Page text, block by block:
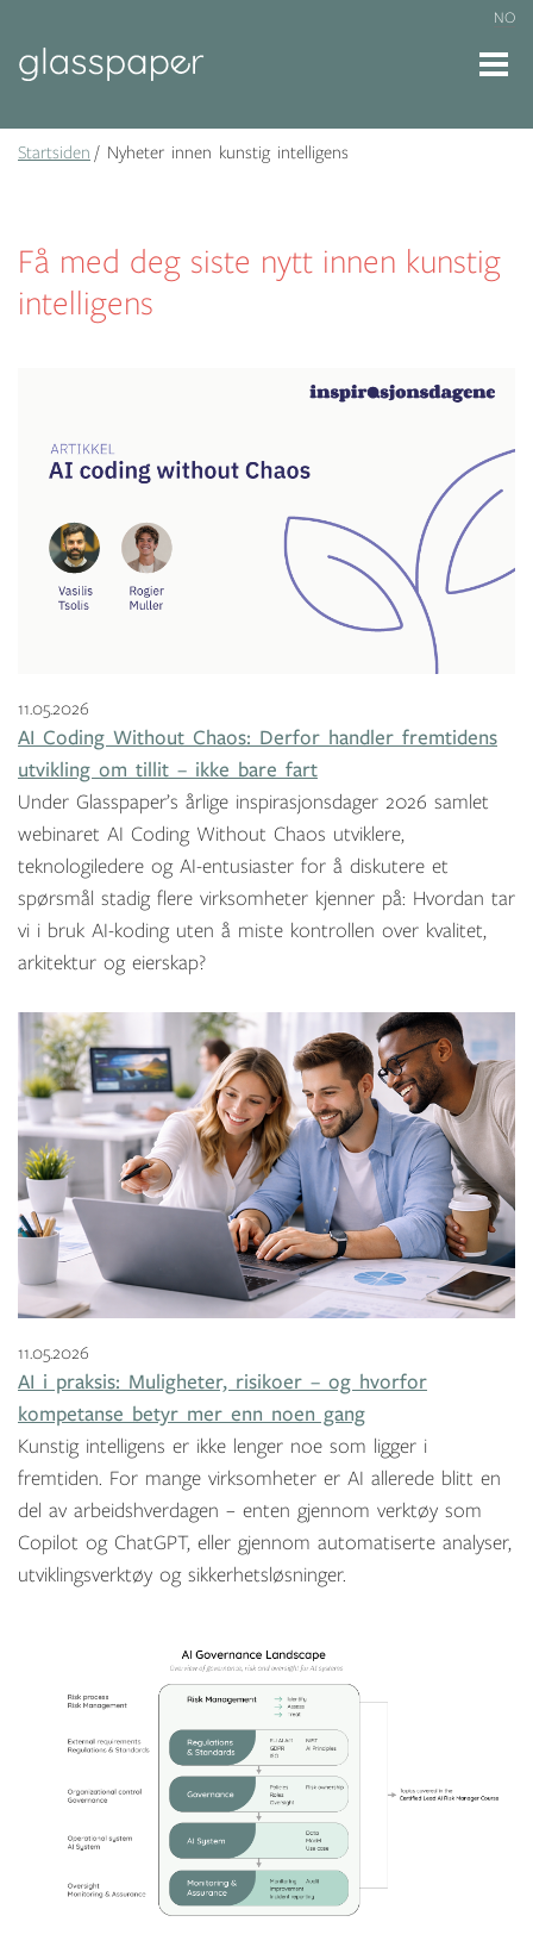
NO
Startsiden Nyheter innen kunstig intelligens
Få med deg siste nytt innen kunstig
intelligens
11.05.2026
AI Coding Without Chaos: Derfor handler fremtidens
utvikling om tillit – ikke bare fart
Under Glasspaper’s årlige inspirasjonsdager 2026 samlet
webinaret AI Coding Without Chaos utviklere,
teknologiledere og AI-entusiaster for å diskutere et
spørsmål stadig flere virksomheter kjenner på: Hvordan tar
vi i bruk AI-koding uten å miste kontrollen over kvalitet,
arkitektur og eierskap?
11.05.2026
AI i praksis: Muligheter, risikoer – og hvorfor
kompetanse betyr mer enn noen gang
Kunstig intelligens er ikke lenger noe som ligger i
fremtiden. For mange virksomheter er AI allerede blitt en
del av arbeidshverdagen – enten gjennom verktøy som
Copilot og ChatGPT, eller gjennom automatiserte analyser,
utviklingsverktøy og sikkerhetsløsninger.